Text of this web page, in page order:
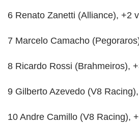
6 Renato Zanetti (Alliance), +2
7 Marcelo Camacho
8 Ricardo Rossi (Brahmeiros),
9 Gilberto Azevedo (V8
10 Andre Camillo (V8 Racing),